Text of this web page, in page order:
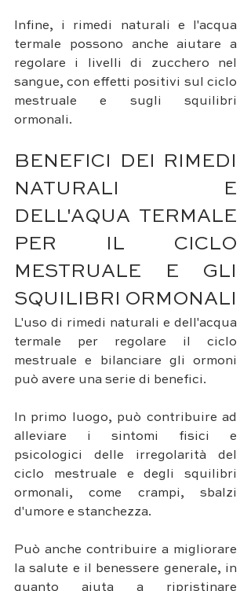
Infine, i rimedi naturali e l'acqua
termale possono anche aiutare a
regolare i livelli di zucchero nel
sangue, con effetti positivi sul ciclo
mestruale e sugli squilibri
ormonali.
BENEFICI DEI RIMEDI
NATURALI E
DELL'AQUA TERMALE
PER IL CICLO
MESTRUALE E GLI
SQUILIBRI ORMONALI
L'uso di rimedi naturali e dell'acqua
termale per regolare il ciclo
mestruale e bilanciare gli ormoni
può avere una serie di benefici.
In primo luogo, può contribuire ad
alleviare i sintomi fisici e
psicologici delle irregolarità del
ciclo mestruale e degli squilibri
ormonali, come crampi, sbalzi
d'umore e stanchezza.
Può anche contribuire a migliorare
la salute e il benessere generale, in
quanto aiuta a ripristinare